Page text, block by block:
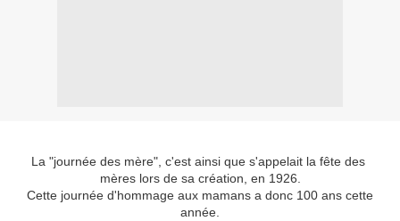
La "journée des mère", c'est ainsi que s'appelait la fête des
mères lors de sa création, en 1926.
Cette journée d'hommage aux mamans a donc 100 ans cette
année.